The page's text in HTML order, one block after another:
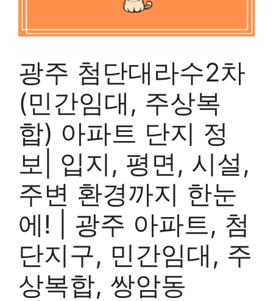
광주 첨단대라수2차
(민간임대, 주상복
합) 아파트 단지 정
보| 입지, 평면, 시설,
주변 환경까지 한눈
에! | 광주 아파트, 첨
단지구, 민간임대, 주
상복합, 쌍암동